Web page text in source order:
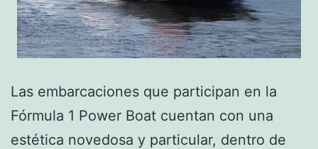
Las embarcaciones que participan en la
Fórmula 1 Power Boat cuentan con una
estética novedosa y particular, dentro de